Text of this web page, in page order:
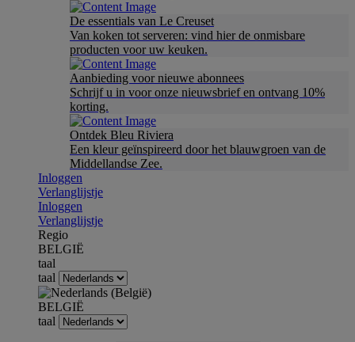
De essentials van Le Creuset
Van koken tot serveren: vind hier de onmisbare
producten voor uw keuken.
Aanbieding voor nieuwe abonnees
Schrijf u in voor onze nieuwsbrief en ontvang 10%
korting.
Ontdek Bleu Riviera
Een kleur geïnspireerd door het blauwgroen van de
Middellandse Zee.
Inloggen
Verlanglijstje
Inloggen
Verlanglijstje
Regio
BELGIË
taal
taal
BELGIË
taal